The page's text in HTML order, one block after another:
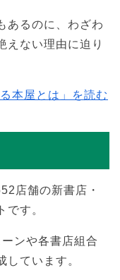
あるのに、わざわ
えない理由に迫り
本屋とは」を読む
店舗の新書店・
です。
ンや各書店組合
しています。